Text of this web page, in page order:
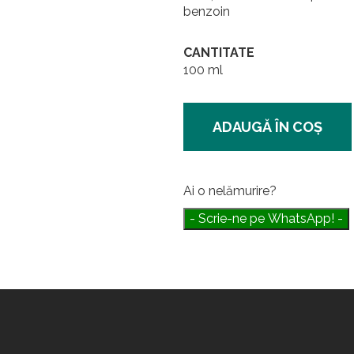
benzoin
CANTITATE
100 ml
ADAUGĂ ÎN COŞ
Ai o nelămurire?
- Scrie-ne pe WhatsApp! -